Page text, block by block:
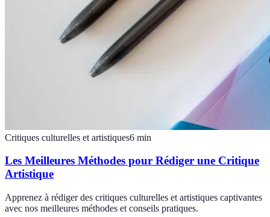
Critiques culturelles et artistiques6 min
Les Meilleures Méthodes pour Rédiger une Critique
Artistique
Apprenez à rédiger des critiques culturelles et artistiques captivantes
avec nos meilleures méthodes et conseils pratiques.